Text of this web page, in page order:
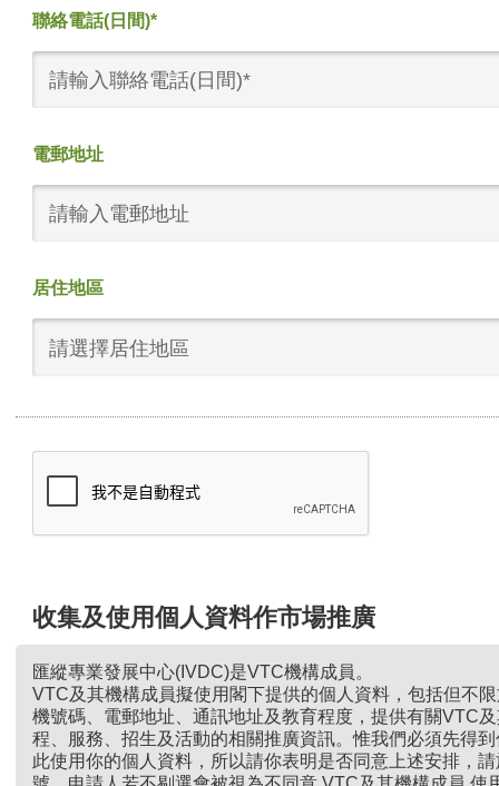
聯絡電話(日間)*
電郵地址
居住地區
請選擇居住地區
收集及使用個人資料作市場推廣
匯縱專業發展中心(IVDC)是VTC機構成員。
VTC及其機構成員擬使用閣下提供的個人資料，包括但不
機號碼、電郵地址、通訊地址及教育程度，提供有關VTC
程、服務、招生及活動的相關推廣資訊。惟我們必須先得
此使用你的個人資料，所以請你表明是否同意上述安排，